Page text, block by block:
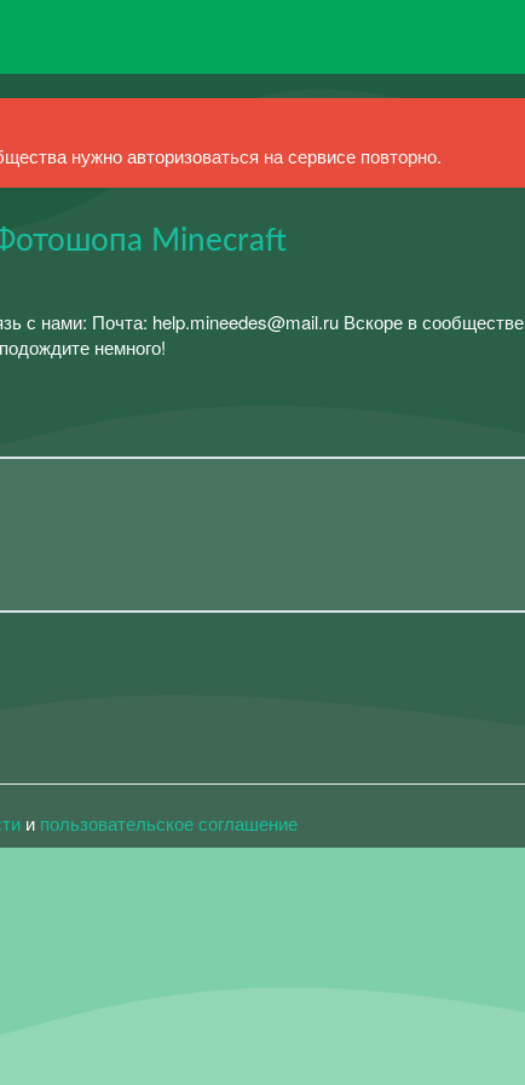
нужно авторизоваться на сервисе повторно.
Minecraft
нами: Почта: help.mineedes@mail.ru Вскоре в сообществе
немного!
и пользовательское соглашение